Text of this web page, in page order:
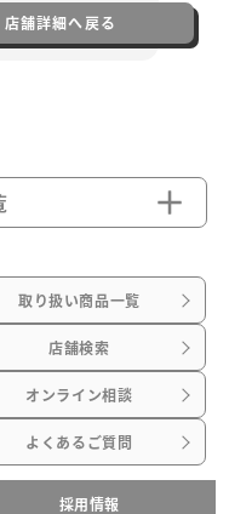
舗詳細へ戻る
取り扱い商品一覧
店舗検索
オンライン相談
よくあるご質問
採用情報